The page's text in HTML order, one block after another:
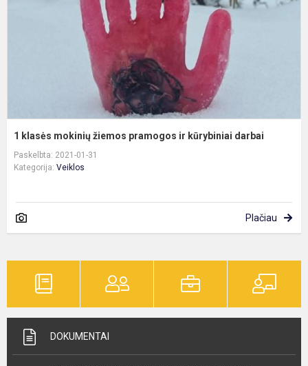
1 klasės mokinių žiemos pramogos ir kūrybiniai darbai
Paskelbta: 2021-01-31
Kategorija: Veiklos
Plačiau
DOKUMENTAI